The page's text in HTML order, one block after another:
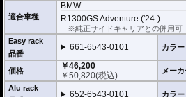
２種類のホルダーをラインナップ。
ヘプコ&ベッカーのトップケースを安全に取
(垂直に立っている部分)が、折りたたみタイプ
ップ。お客様の使用スタイルによってお選びい
折りたたみタイプ Easy rack / イージーラッ
位置決めガイドが折りたたみ式のため、簡単に
ます。
トップケースを必要としないような、ちょっと
適合車種
BMW
R1300GS Adventure ('24-)
※純正サイドキャリアとの併用可
Easy rack
品番
661-6543-0101 カラー
価格
￥46,200
￥50,820(税込) メー
Alu rack
652-6543-0101 カラー